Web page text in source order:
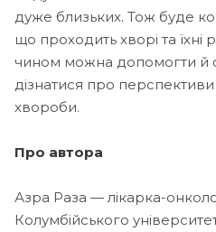
дуже близьких. Тож буде
що проходить хворі та їхні
чином можна допомогти й
дізнатися про
хвороби.
Про автора
Азра Раза — лікарка-
Колумбійського